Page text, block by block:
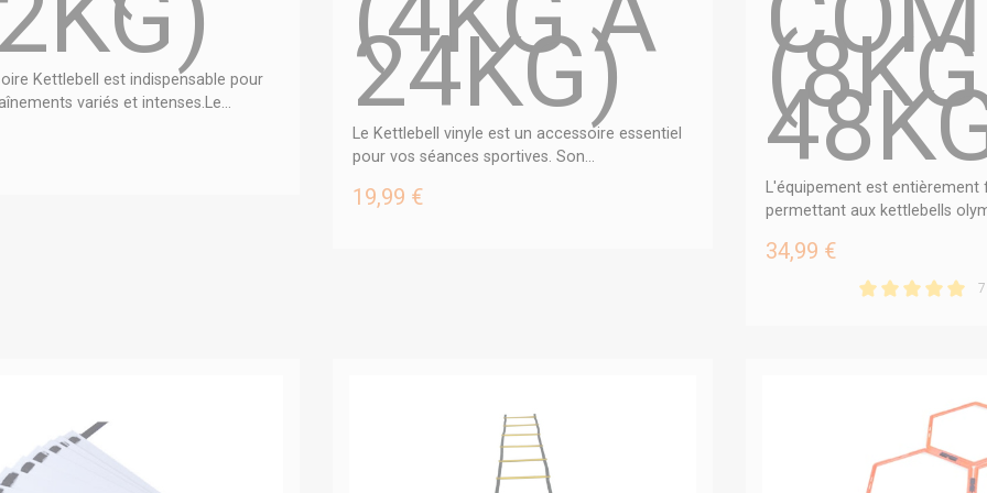
Kettlebell est indispensable pour
variés et intenses.Le...
24KG)
Le Kettlebell vinyle est un accessoire essentiel
pour vos séances sportives. Son...
19,99 €
L'équipement est entièrement
permettant aux kettlebells
34,99 €